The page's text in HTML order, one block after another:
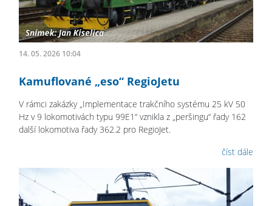
14. 05. 2026 10:04
Kamuflované „eso“ RegioJetu
V rámci zakázky „Implementace trakčního systému 25 kV 50
Hz v 9 lokomotivách typu 99E1“ vznikla z „peršingu“ řady 162
další lokomotiva řady 362.2 pro RegioJet.
číst dále